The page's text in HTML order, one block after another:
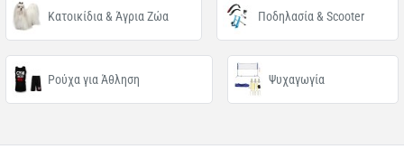
Κατοικίδια & Άγρια Ζώα Ποδηλασία & Scooter
Ρούχα για Άθληση Ψυχαγωγία